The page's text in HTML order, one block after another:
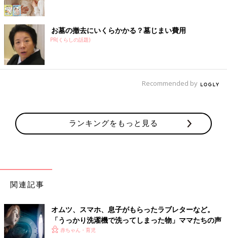
お墓の撤去にいくらかかる？墓じまい費用
PR(くらしの話題)
Recommended by
ランキングをもっと見る
関連記事
オムツ、スマホ、息子がもらったラブレターなど。
「うっかり洗濯機で洗ってしまった物」ママたちの声
赤ちゃん・育児